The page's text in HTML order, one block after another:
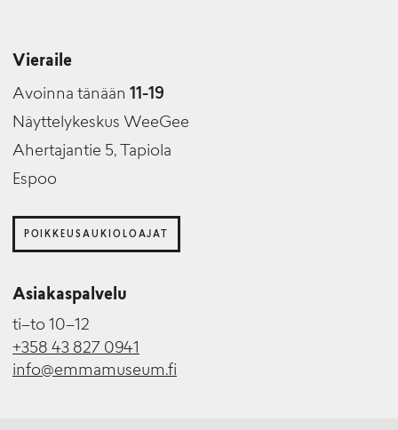
Vieraile
Avoinna tänään 11-19
Näyttelykeskus WeeGee
Ahertajantie 5, Tapiola
Espoo
POIKKEUSAUKIOLOAJAT
Asiakaspalvelu
ti–to 10–12
+358 43 827 0941
info@emmamuseum.fi